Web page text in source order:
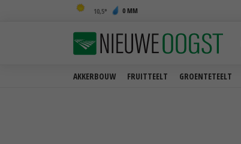
10,5 0 MM
AKKERBOUW FRUITTEELT GROENTETEELT